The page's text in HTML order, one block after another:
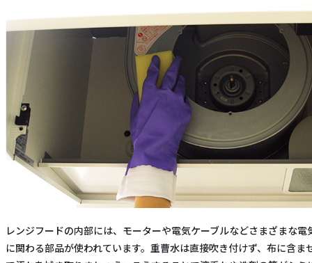
レンジフードの内部には、モーターや電気ケーブルなどさまざまな電
に関わる部品が使われています。重曹水は直接吹き付けず、布に含ま